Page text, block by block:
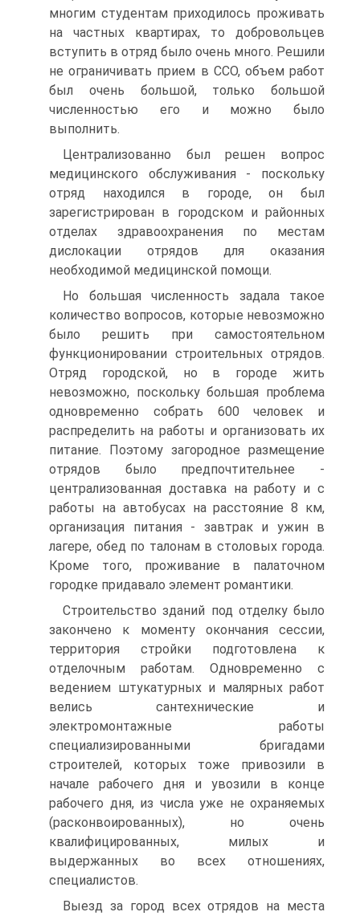
многим студентам приходилось проживать
на частных квартирах, то добровольцев
вступить в отряд было очень много. Решили
не ограничивать прием в ССО, объем работ
был очень большой, только большой
численностью его и можно было
выполнить.
Централизованно был решен вопрос
медицинского обслуживания - поскольку
отряд находился в городе, он был
зарегистрирован в городском и районных
отделах здравоохранения по местам
дислокации отрядов для оказания
необходимой медицинской помощи.
Но большая численность задала такое
количество вопросов, которые невозможно
было решить при самостоятельном
функционировании строительных отрядов.
Отряд городской, но в городе жить
невозможно, поскольку большая проблема
одновременно собрать 600 человек и
распределить на работы и организовать их
питание. Поэтому загородное размещение
отрядов было предпочтительнее -
централизованная доставка на работу и с
работы на автобусах на расстояние 8 км,
организация питания - завтрак и ужин в
лагере, обед по талонам в столовых города.
Кроме того, проживание в палаточном
городке придавало элемент романтики.
Строительство зданий под отделку было
закончено к моменту окончания сессии,
территория стройки подготовлена к
отделочным работам. Одновременно с
ведением штукатурных и малярных работ
велись сантехнические и
электромонтажные работы
специализированными бригадами
строителей, которых тоже привозили в
начале рабочего дня и увозили в конце
рабочего дня, из числа уже не охраняемых
(расконвоированных), но очень
квалифицированных, милых и
выдержанных во всех отношениях,
специалистов.
Выезд за город всех отрядов на места